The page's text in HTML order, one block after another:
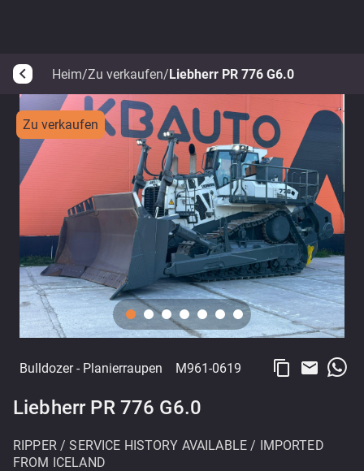
arrow_back_ios Heim/Zu verkaufen/Liebherr PR 776 G6.0
Zu verkaufen
Bulldozer- Planierraupen M961-0619 content_copy email
Liebherr PR 776 G6.0
RIPPER / SERVICE HISTORY AVAILABLE / IMPORTED
FROM ICELAND